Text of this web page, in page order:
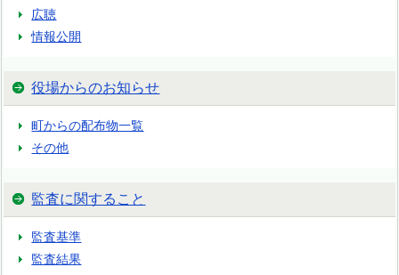
広聴
情報公開
役場からのお知らせ
町からの配布物一覧
その他
監査に関すること
監査基準
監査結果